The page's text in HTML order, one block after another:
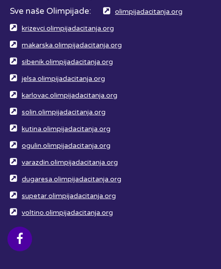
Sve naše Olimpijade:
olimpijadacitanja.org
krizevci.olimpijadacitanja.org
makarska.olimpijadacitanja.org
sibenik.olimpijadacitanja.org
jelsa.olimpijadacitanja.org
karlovac.olimpijadacitanja.org
solin.olimpijadacitanja.org
kutina.olimpijadacitanja.org
ogulin.olimpijadacitanja.org
varazdin.olimpijadacitanja.org
dugaresa.olimpijadacitanja.org
supetar.olimpijadacitanja.org
voltino.olimpijadacitanja.org